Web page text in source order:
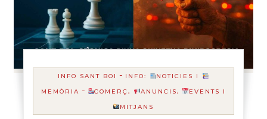
INFO SANT BOI - INFO:
NOTICIES I
MEMÒRIA - COMERÇ, ANUNCIS,
EVENTS I
MITJANS